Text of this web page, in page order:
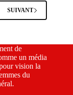
SUIVANT
de
un média
vision la
du